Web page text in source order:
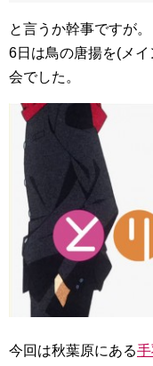
と言うか幹事ですが。
6日は鳥の唐揚を(メ
会でした。
今回は秋葉原にある